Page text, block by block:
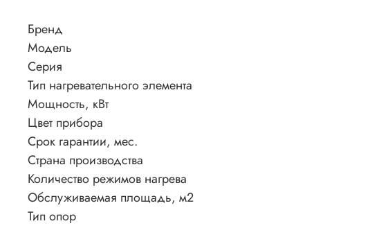
Бренд
Модель
Серия
Тип нагревательного элемента
Мощность, кВт
Цвет прибора
Срок гарантии, мес.
Страна производства
Количество режимов нагрева
Обслуживаемая площадь, м2
Тип опор